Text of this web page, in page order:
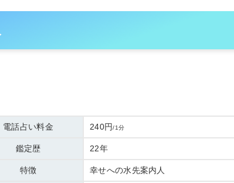
電話占い料金 240円/1分
鑑定歴 22年
特徴 幸せへの水先案内人